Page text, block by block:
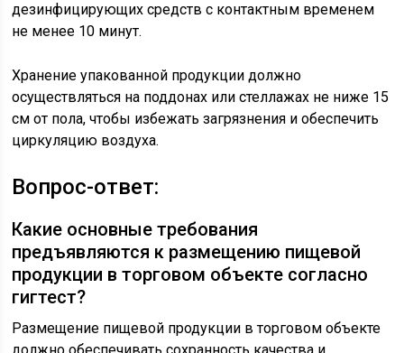
дезинфицирующих средств с контактным временем
не менее 10 минут.
Хранение упакованной продукции должно
осуществляться на поддонах или стеллажах не ниже 15
см от пола, чтобы избежать загрязнения и обеспечить
циркуляцию воздуха.
Вопрос-ответ:
Какие основные требования
предъявляются к размещению пищевой
продукции в торговом объекте согласно
гигтест?
Размещение пищевой продукции в торговом объекте